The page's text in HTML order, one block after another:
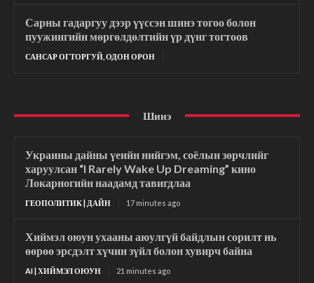
Сарны гадаргуу дээр үүссэн шинэ тогоо болон
пуужингийн мөргөлдөлтийн үр дүнг тогтоов
САНСАР ОГТОРГУЙ, ОДОН ОРОН
Шинэ
Украины дайны үеийн нийгэм, соёлын зөрчлийг
харуулсан “I Rarely Wake Up Dreaming” кино
Локарногийн наадамд тавигдлаа
ГЕОПОЛИТИК | ДАЙН 17 minutes ago
Хиймэл оюун ухааны аюулгүй байдлын сорилт нь
өөрөө эрсдэлт хүчин зүйл болон хувирч байна
AI | ХИЙМЭЛ ОЮУН 21 minutes ago